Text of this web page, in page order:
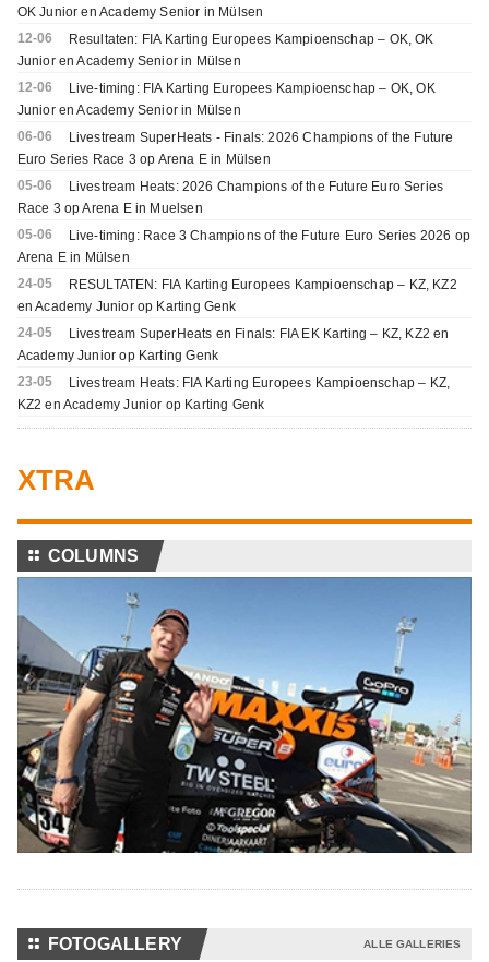
OK Junior en Academy Senior in Mülsen
12-06
Resultaten: FIA Karting Europees Kampioenschap – OK, OK
Junior en Academy Senior in Mülsen
12-06
Live-timing: FIA Karting Europees Kampioenschap – OK, OK
Junior en Academy Senior in Mülsen
06-06
Livestream SuperHeats - Finals: 2026 Champions of the Future
Euro Series Race 3 op Arena E in Mülsen
05-06
Livestream Heats: 2026 Champions of the Future Euro Series
Race 3 op Arena E in Muelsen
05-06
Live-timing: Race 3 Champions of the Future Euro Series 2026 op
Arena E in Mülsen
24-05
RESULTATEN: FIA Karting Europees Kampioenschap – KZ, KZ2
en Academy Junior op Karting Genk
24-05
Livestream SuperHeats en Finals: FIA EK Karting – KZ, KZ2 en
Academy Junior op Karting Genk
23-05
Livestream Heats: FIA Karting Europees Kampioenschap – KZ,
KZ2 en Academy Junior op Karting Genk
XTRA
⚏ COLUMNS
⚏ FOTOGALLERY ALLE GALLERIES